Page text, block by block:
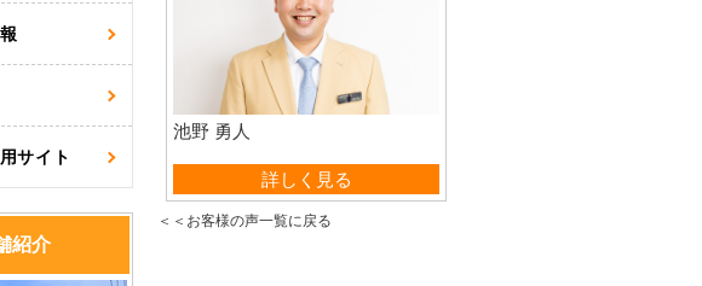
池野 勇人
資産管理部詳しく見る
＜＜お客様の声一覧に戻る
サイト
紹介